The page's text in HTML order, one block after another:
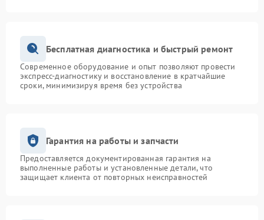
Бесплатная диагностика и быстрый ремонт
Современное оборудование и опыт позволяют провести
экспресс-диагностику и восстановление в кратчайшие
сроки, минимизируя время без устройства
Гарантия на работы и запчасти
Предоставляется документированная гарантия на
выполненные работы и установленные детали, что
защищает клиента от повторных неисправностей